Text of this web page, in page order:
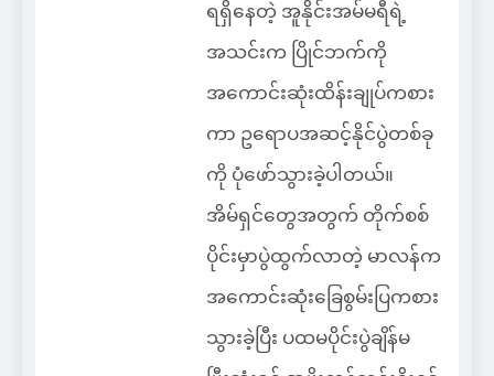
ရရှိနေတဲ့ အူနိုင်းအမ်မရီရဲ့
အသင်းက ပြိုင်ဘက်ကို
အကောင်းဆုံးထိန်းချုပ်ကစား
ကာ ဥရောပအဆင့်နိုင်ပွဲတစ်ခု
ကို ပုံဖော်သွားခဲ့ပါတယ်။
အိမ်ရှင်တွေအတွက် တိုက်စစ်
ပိုင်းမှာပွဲထွက်လာတဲ့ မာလန်က
အကောင်းဆုံးခြေစွမ်းပြကစား
သွားခဲ့ပြီး ပထမပိုင်းပွဲချိန်မ